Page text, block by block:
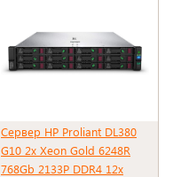
Сервер HP Proliant DL380
G10 2x Xeon Gold 6248R
768Gb 2133P DDR4 12x